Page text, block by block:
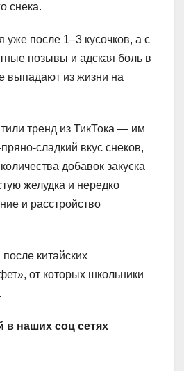
снека.
уже после 1–3 кусочков, а с
позывы и адская боль в
выпадают из жизни на
тренд из ТикТока — им
сладкий вкус снеков,
добавок закуска
желудка и нередко
и расстройство
китайских
от которых школьники
в наших соц сетях